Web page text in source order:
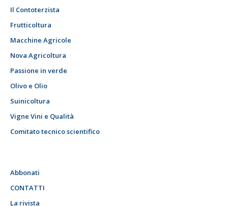
Il Contoterzista
Frutticoltura
Macchine Agricole
Nova Agricoltura
Passione in verde
Olivo e Olio
Suinicoltura
Vigne Vini e Qualità
Comitato tecnico scientifico
Abbonati
CONTATTI
La rivista